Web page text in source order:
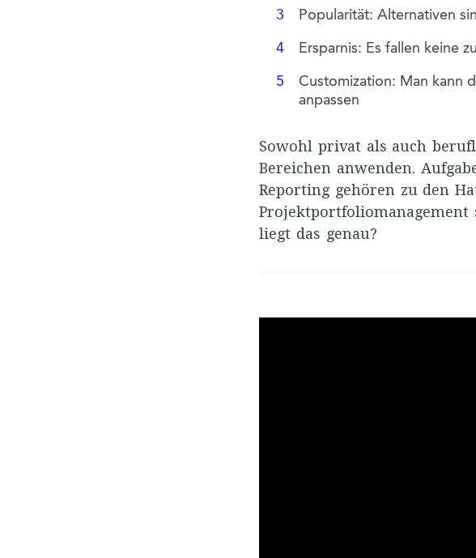
Popularität: Alternativen
Ersparnis: Es fallen keine
Customization: Man kann
anpassen
Sowohl privat als auch
Bereichen anwenden.
Reporting gehören zu den
Projektportfoliomanagement
liegt das genau?